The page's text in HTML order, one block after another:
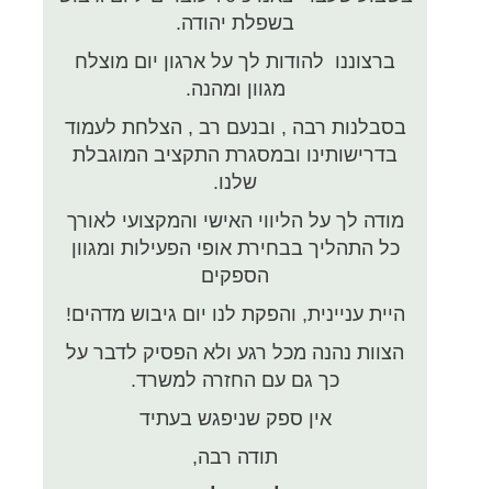
בשפלת יהודה.
ברצוננו להודות לך על ארגון יום מוצלח
מגוון ומהנה.
בסבלנות רבה , ובנעם רב , הצלחת לעמוד
בדרישותינו ובמסגרת התקציב המוגבלת
שלנו.
מודה לך על הליווי האישי והמקצועי לאורך
כל התהליך בבחירת אופי הפעילות ומגוון
הספקים
היית עניינית, והפקת לנו יום גיבוש מדהים!
הצוות נהנה מכל רגע ולא הפסיק לדבר על
כך גם עם החזרה למשרד.
אין ספק שניפגש בעתיד
תודה רבה,